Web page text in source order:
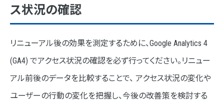
ス状況の確認
リニューアル後の効果を測定するために、Google Analytics 4
(GA4) でアクセス状況の確認を必ず行ってください。リニュー
アル前後のデータを比較することで、 アクセス状況の変化や
ユーザーの行動の変化を把握し、今後の改善策を検討する